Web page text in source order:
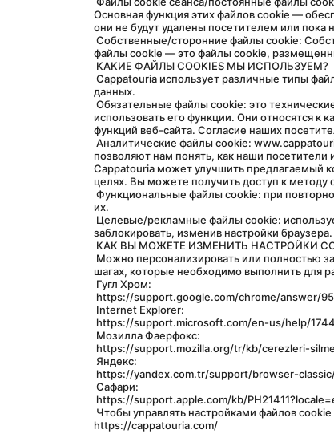
Основная функция этих файлов cookie —
они не будут удалены посетителем или пока
файлы cookie — это файлы cookie,
КАКИЕ ФАЙЛЫ COOKIES МЫ ИСПОЛЬЗУЕМ?
данных.
использовать его функции. Они относятся к
функций веб-сайта. Согласие наших
позволяют нам понять, как наши
Cappatouria может улучшить предлагаемый
целях. Вы можете получить доступ к методу
их.
заблокировать, изменив настройки браузера.
КАК ВЫ МОЖЕТЕ ИЗМЕНИТЬ НАСТРОЙКИ
шагах, которые необходимо выполнить для
Гугл Хром:
https://support.google.com/chrome/answer/
Internet Explorer:
https://support.microsoft.com/en-us/help/
Мозилла Фаерфокс:
https://support.mozilla.org/tr/kb/cerezleri-
Яндекс:
https://yandex.com.tr/support/browser-
Сафари:
https://support.apple.com/kb/
https://cappatouria.com/